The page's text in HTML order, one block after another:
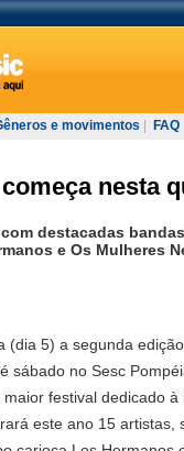
e movimentos FAQ
nesta
destacadas bandas
e Os Mulheres
(dia 5) a segunda
sábado no Sesc
festival dedicado à
este ano 15 artistas,